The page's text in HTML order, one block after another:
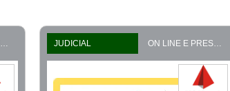
ON LINE E PRESENCIAL JUDICIAL ON LINE E PRESENCIAL